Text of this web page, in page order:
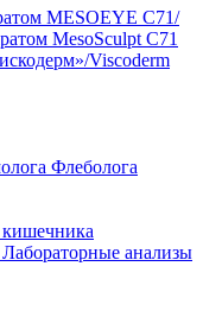
MESOEYE C71/
MesoSculpt C71
Viscoderm
Флеболога
кишечника
Лабораторные анализы